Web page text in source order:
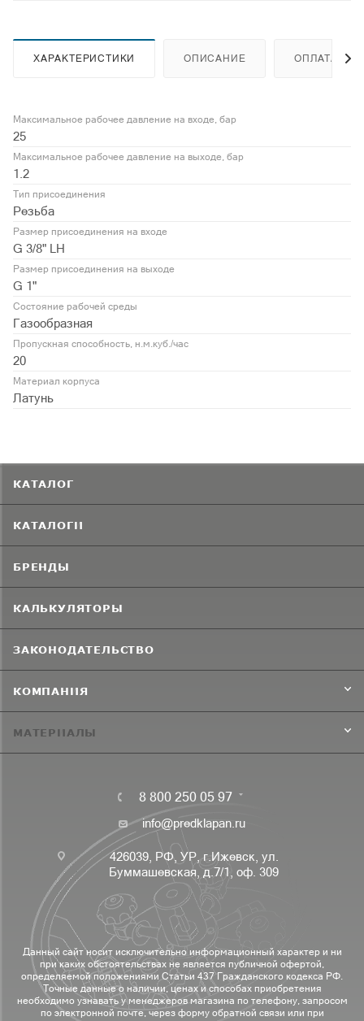
ХАРАКТЕРИСТИКИ ОПИСАНИЕ ОПЛАТА
Максимальное рабочее давление на входе, бар
25
Максимальное рабочее давление на выходе, бар
1.2
Тип присоединения
Резьба
Размер присоединения на входе
G 3/8" LH
Размер присоединения на выходе
G 1"
Состояние рабочей среды
Газообразная
Пропускная способность, н.м.куб./час
20
Материал корпуса
Латунь
КАТАЛОГ
КАТАЛОГИ
БРЕНДЫ
КАЛЬКУЛЯТОРЫ
ЗАКОНОДАТЕЛЬСТВО
КОМПАНИЯ
МАТЕРИАЛЫ
8 800 250 05 97
info@predklapan.ru
426039, РФ, УР, г.Ижевск, ул.
Буммашевская, д.7/1, оф. 309
Данный сайт носит исключительно информационный характер и ни
при каких обстоятельствах не является публичной офертой,
определяемой положениями Статьи 437 Гражданского кодекса РФ.
Точные данные о наличии, ценах и способах приобретения
необходимо узнавать у менеджеров магазина по телефону, запросом
по электронной почте, через форму обратной связи или при